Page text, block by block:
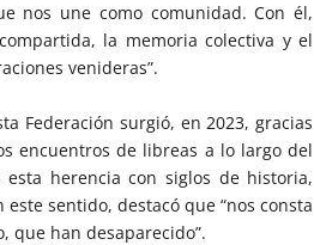
nos une como comunidad. Con él,
la memoria colectiva y el
venideras”.
Federación surgió, en 2023, gracias
encuentros de libreas a lo largo del
herencia con siglos de historia,
sentido, destacó que “nos consta
que han desaparecido”.